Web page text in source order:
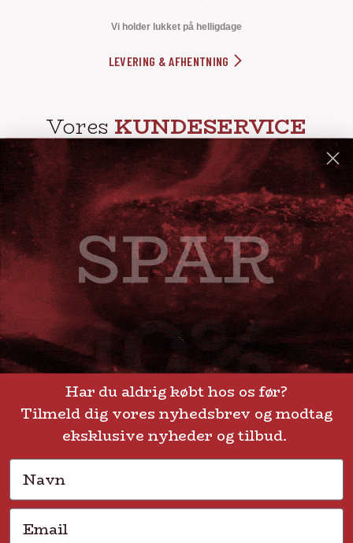
Vi holder lukket på helligdage
LEVERING & AFHENTNING
Vores KUNDESERVICE
info@steak-out.dk
+45 53644030
Telefontid: man - fre kl. 10-15
GENVEJE
Levering eller afhentning Om Steak-out.dk
Persondatapolitik
Har du aldrig købt hos os før?
Tilmeld dig vores nyhedsbrev og modtag
eksklusive nyheder og tilbud.
Navn
Email